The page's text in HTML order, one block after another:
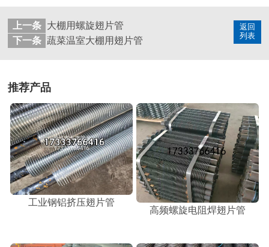
返回
列表
上一条
大棚用螺旋翅片管
下一条 蔬菜温室大棚用翅片管
推荐产品
工业钢铝挤压翅片管
高频螺旋电阻焊翅片管